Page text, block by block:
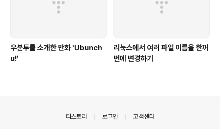
우분투를 소개한 만화 'Ubunch
u!'
리눅스에서 여러 파일 이름을 한꺼
번에 변경하기
티스토리 로그인 고객센터